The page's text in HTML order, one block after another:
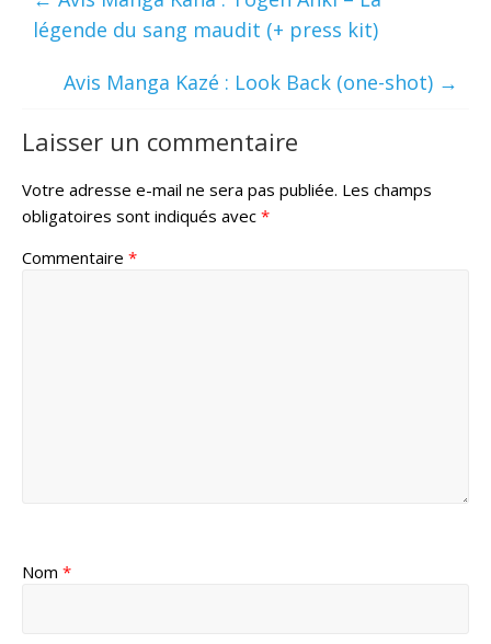
légende du sang maudit (+ press kit)
Avis Manga Kazé : Look Back (one-shot) →
Laisser un commentaire
Votre adresse e-mail ne sera pas publiée. Les champs
obligatoires sont indiqués avec *
Commentaire *
Nom *